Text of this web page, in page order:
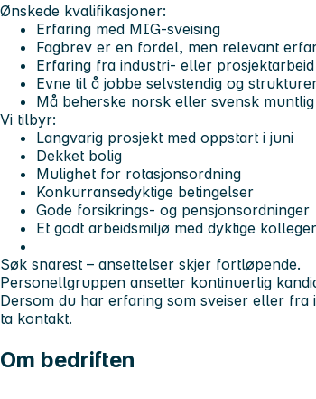
Ønskede kvalifikasjoner:
Erfaring med MIG-sveising
Fagbrev er en fordel, men relevant
Erfaring fra industri- eller prosjektarbeid
Evne til å jobbe selvstendig og
Må beherske norsk eller svensk muntlig
Vi tilbyr:
Langvarig prosjekt med oppstart i juni
Dekket bolig
Mulighet for rotasjonsordning
Konkurransedyktige betingelser
Gode forsikrings- og pensjonsordninger
Et godt arbeidsmiljø med dyktige kolleger
Søk snarest – ansettelser skjer fortløpende.
Personellgruppen ansetter kontinuerlig
Dersom du har erfaring som sveiser eller
ta kontakt.
Om bedriften